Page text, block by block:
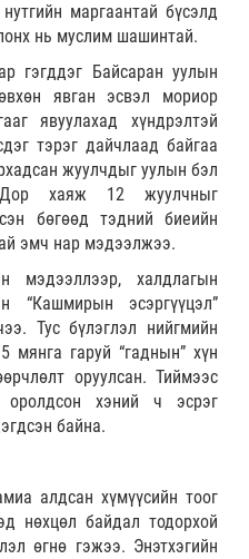
маргаантай бүсэлд
нь муслим шашинтай.
гэгддэг Байсаран уулын
явган эсвэл мориор
явуулахад хүндрэлтэй
тэрэг дайчлаад байгаа
жуулчдыг уулын бэл
Дор хаяж 12 жуулчныг
бөгөөд тэдний биеийн
эмч нар мэдээлжээ.
мэдээллээр, халдлагын
“Кашмирын эсэргүүцэл”
Тус бүлэглэл нийгмийн
мянга гаруй “гаднын” хүн
оруулсан. Тиймээс
оролдсон хэний ч эсрэг
байна.
алдсан хүмүүсийн тоог
нөхцөл байдал тодорхой
өгнө гэжээ. Энэтхэгийн